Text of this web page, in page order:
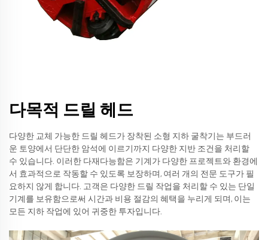
다목적 드릴 헤드
다양한 교체 가능한 드릴 헤드가 장착된 소형 지하 굴착기는 부드러
운 토양에서 단단한 암석에 이르기까지 다양한 지반 조건을 처리할
수 있습니다. 이러한 다재다능함은 기계가 다양한 프로젝트와 환경에
서 효과적으로 작동할 수 있도록 보장하며, 여러 개의 전문 도구가 필
요하지 않게 합니다. 고객은 다양한 드릴 작업을 처리할 수 있는 단일
기계를 보유함으로써 시간과 비용 절감의 혜택을 누리게 되며, 이는
모든 지하 작업에 있어 귀중한 투자입니다.